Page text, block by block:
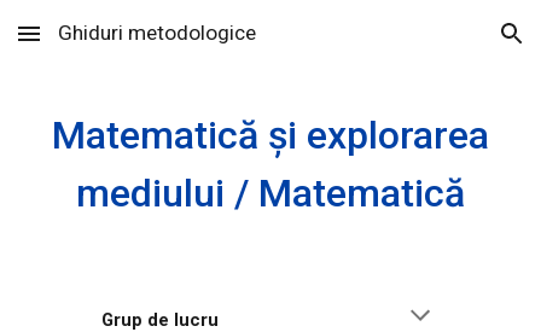
Skip to main content Skip to navigation
Ghiduri metodologice
Matematică și explorarea
mediului / Matematică
Grup de lucru